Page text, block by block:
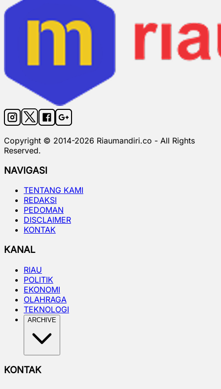
Copyright © 2014-2026 Riaumandiri.co - All Rights
Reserved.
NAVIGASI
TENTANG KAMI
REDAKSI
PEDOMAN
DISCLAIMER
KONTAK
KANAL
RIAU
POLITIK
EKONOMI
OLAHRAGA
TEKNOLOGI
ARCHIVE
KONTAK